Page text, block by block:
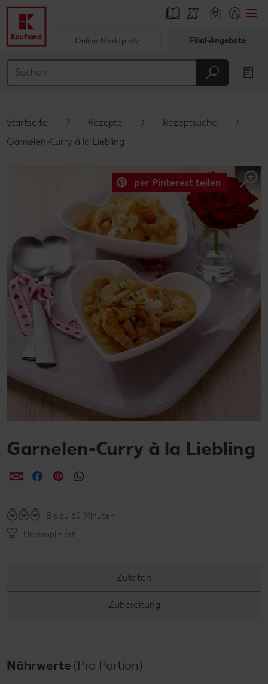
Hauptinhalt
Schwebender Seitenbereich
Online-Marktplatz Filial-Angebote
Startseite Rezepte
Rezeptsuche
Garnelen-Curry à la Liebling
per Pinterest teilen
Garnelen-Curry à la Liebling
per E-Mail teilen
per Facebook teilen
per Pinterest teilen
Bis zu 60 Minuten
Unkompliziert
Zutaten
Zubereitung
Nährwerte (Pro Portion)